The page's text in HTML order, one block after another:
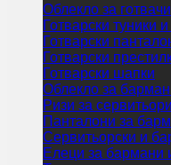
Облекло за готвачи
Готварски туники и
Готварски
Готварски
Готварски шапки
Облекло за
Ризи за
Панталони за
Сервитьорски и
Елеци за бармани